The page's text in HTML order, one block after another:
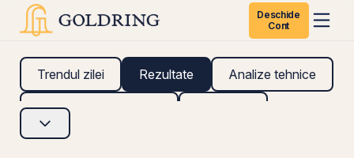
Deschide
Cont
Trendul zilei Rezultate Analize tehnice
Analize fundamentale